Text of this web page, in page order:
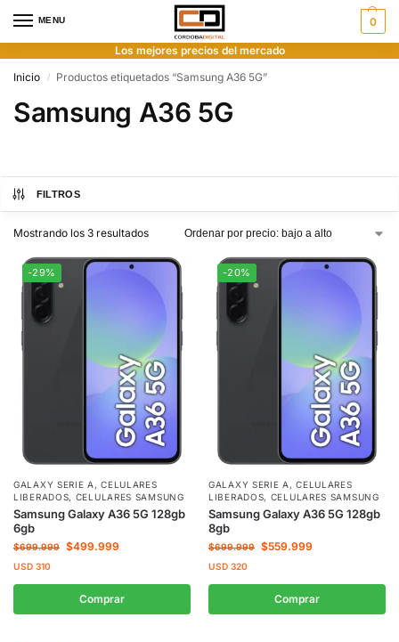
MENU 0
Los mejores precios del mercado
Inicio
/ Productos etiquetados “Samsung A36 5G”
Samsung A36 5G
FILTROS
Mostrando los 3 resultados
-29%
GALAXY SERIE A,CELULARES
LIBERADOS, CELULARES SAMSUNG
Samsung Galaxy A36 5G 128gb
6gb
$699.999 $499.999
USD 310
Comprar
-20%
GALAXY SERIE A,CELULARES
LIBERADOS, CELULARES SAMSUNG
Samsung Galaxy A36 5G 128gb
8gb
$699.999 $559.999
USD 320
Comprar